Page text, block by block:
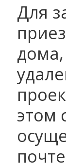
Для
этом